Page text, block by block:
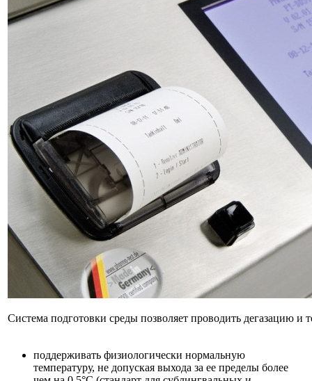
Система подготовки среды позволяет проводить дегазацию и
поддерживать физиологически нормальную
температуру, не допуская выхода за ее пределы более